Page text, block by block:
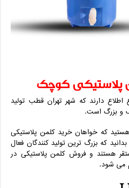
پلاستیکی کوچک
دارند که شهر تهران قطب تولید
و بزرگ است.
هستید که خواهان خرید کلمن پلاستیکی
که بزرگ ترین تولید کنندگان فعال
هستند و فروش کلمن پلاستیکی در
می شود.